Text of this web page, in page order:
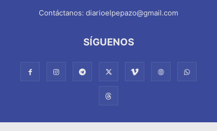
Contáctanos: diarioelpepazo@gmail.com
SÍGUENOS